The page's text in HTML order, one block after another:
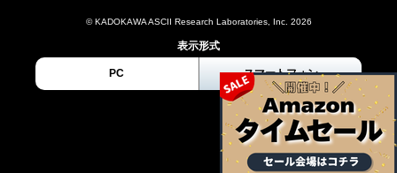
© KADOKAWA ASCII Research Laboratories, Inc. 2026
表示形式
PC スマートフォン